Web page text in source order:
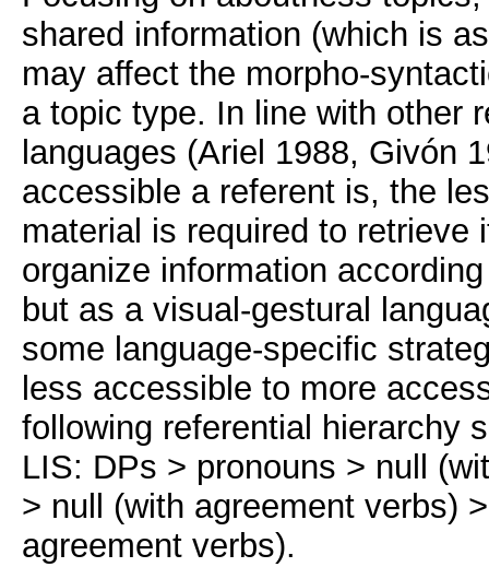
shared information (which is
may affect the morpho-
a topic type. In line with other
languages (Ariel 1988, Givón
accessible a referent is, the
material is required to retrieve
organize information
but as a visual-gestural
some language-specific
less accessible to more
following referential hierarchy
LIS: DPs > pronouns > null
> null (with agreement verbs)
agreement verbs).